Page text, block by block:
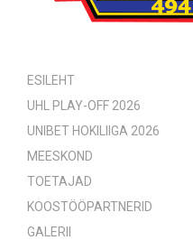
ESILEHT
UHL PLAY-OFF 2026
UNIBET HOKILIIGA 2026
MEESKOND
TOETAJAD
KOOSTÖÖPARTNERID
GALERII